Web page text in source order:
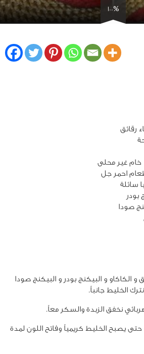
100%
صودا
الكاكاو و البيكنج بودر و البيكنج صودا
الخليط جانباً.
نخفق الزبدة والسكر معاً.
يصبح الخليط كريمياً وفاتح اللون لمدة